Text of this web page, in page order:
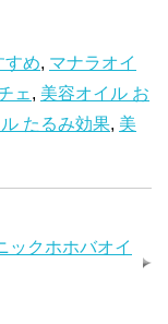
すめ, マナラオイ
ェ , 美容オイル お
たるみ効果, 美
ックホホバオイ